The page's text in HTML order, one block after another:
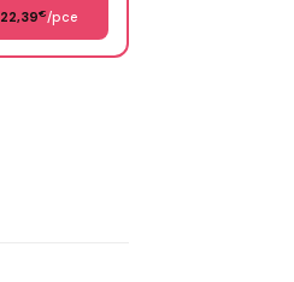
22,39€/pce